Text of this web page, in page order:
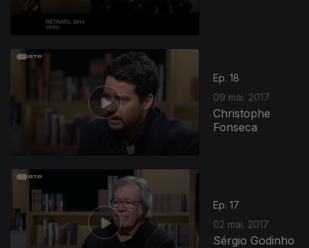
Ep. 18
09 mai. 2017
Christophe
Fonseca
Ep. 17
02 mai. 2017
Sérgio Godinho
285509